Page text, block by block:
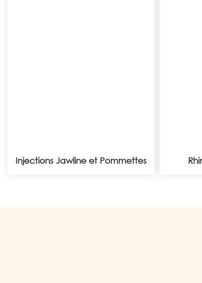
Injections Jawline et Pommettes